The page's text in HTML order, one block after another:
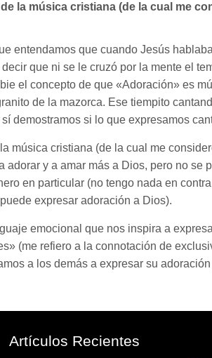
la música cristiana (de la cual me
entendamos que cuando Jesús
que ni se le cruzó por la mente el
el concepto de que «Adoración» es
de la mazorca. Ese tiempito
demostramos si lo que expresamos
música cristiana (de la cual me
y a amar más a Dios, pero no se
en particular (no tengo nada en
expresar adoración a Dios).
emocional que nos inspira a
(me refiero a la connotación de
a los demás a expresar su
Artículos Recientes